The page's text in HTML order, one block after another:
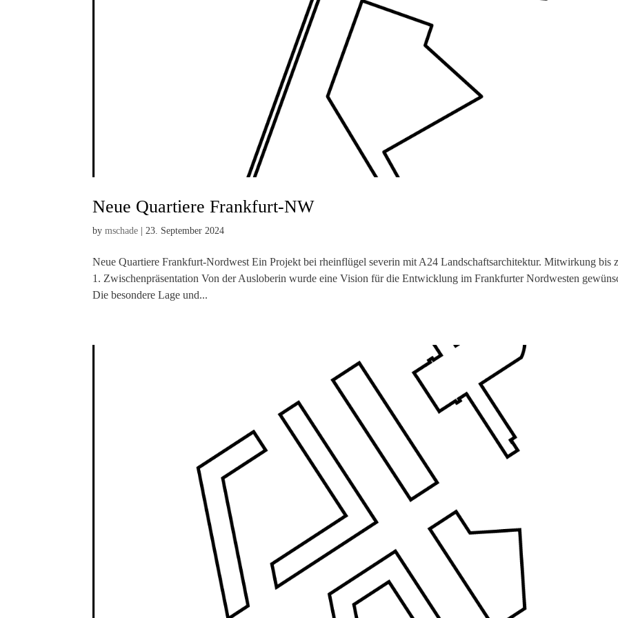
Neue Quartiere Frankfurt-NW
bymschade |23. September 2024
Neue Quartiere Frankfurt-Nordwest Ein Projekt bei rheinflügel severin mit A24 Landschaftsarchitektur. Mitwirkung bis
1. Zwischenpräsentation Von der Ausloberin wurde eine Vision für die Entwicklung im Frankfurter Nordwesten
Die besondere Lage und...